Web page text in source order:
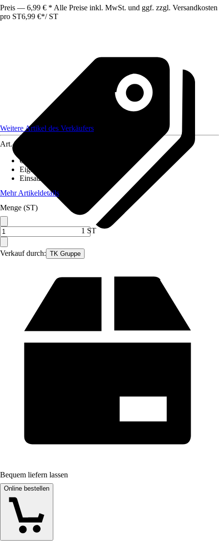
Preis — 6,99 € * Alle Preise inkl. MwSt. und ggf. zzgl. Versandkosten
pro ST6,99 €*/ ST
Verkauf durch: TK Gruppe
Weitere Artikel des Verkäufers
Art.-Nr.
Geeignet für Untergrund
Eigenschaften
Einsatzbereich
Mehr Artikeldetails
Menge (ST)
1 ST
Bequem liefern lassen
Online bestellen